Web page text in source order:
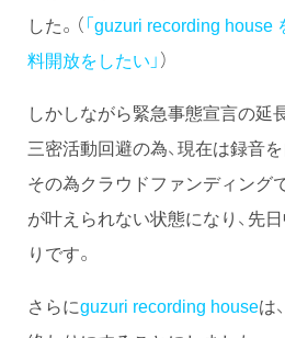
した。（「guzuri recording
料開放をしたい」）
しかしながら緊急事態宣言の延
三密活動回避の為、現在は録音を
その為クラウドファンディング
が叶えられない状態になり、先
りです。
さらにguzuri recording houseは